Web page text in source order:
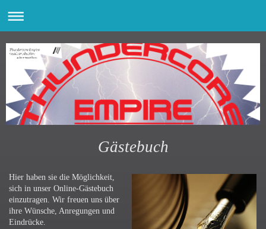
Gästebuch
Hier haben sie die Möglichkeit,
sich in unser Online-Gästebuch
einzutragen. Wir freuen uns über
ihre Wünsche, Anregungen und
Eindrücke.